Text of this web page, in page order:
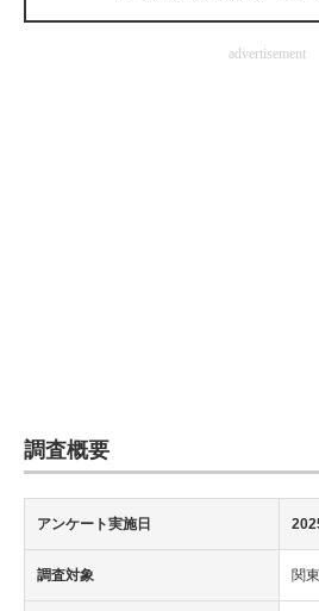
モノづくり技術者専門サイトadvertisement
調査概要
アンケート実施日
調査対象 関